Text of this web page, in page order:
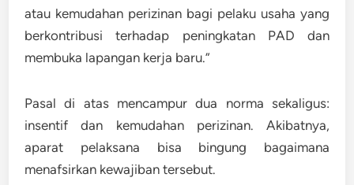
atau kemudahan perizinan bagi pelaku usaha yang
berkontribusi terhadap peningkatan PAD dan
membuka lapangan kerja baru.”
Pasal di atas mencampur dua norma sekaligus:
insentif dan kemudahan perizinan. Akibatnya,
aparat pelaksana bisa bingung bagaimana
menafsirkan kewajiban tersebut.